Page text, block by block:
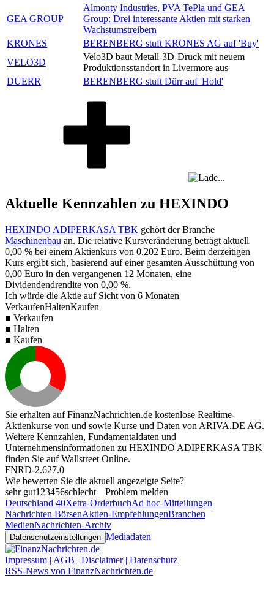
GEA GROUP
Almonty Industries, PVA TePla und GEA
Group: Drei interessante Aktien mit starken
Wachstumstreibern
KRONES
BERENBERG stuft KRONES AG auf 'Buy'
VELO3D
Velo3D baut Metall-3D-Druck mit neuem
Produktionsstandort in Livermore aus
DUERR
BERENBERG stuft Dürr auf 'Hold'
Aktuelle Kennzahlen zu HEXINDO
HEXINDO ADIPERKASA TBK gehört der Branche
Maschinenbau an. Die relative Kursveränderung beträgt aktuell
0,00 % bei einem Aktienkurs von 0,202 Euro. Beim derzeitigen
Kurs ergibt sich, basierend auf einer gesamten Ausschüttung von
0,00 Euro in den vergangenen 12 Monaten, eine
Dividendendrendite von 0,00 %.
Ich würde die Aktie auf Sicht von 6 Monaten
VerkaufenHaltenKaufen
■ Verkaufen
■ Halten
■ Kaufen
Sie erhalten auf FinanzNachrichten.de kostenlose Realtime-
Aktienkurse von und sowie Kurse und Daten von ARIVA.DE AG.
Weitere Kennzahlen, Fundamentaldaten und
Unternehmensinformationen zu HEXINDO ADIPERKASA TBK
finden Sie aufWallstreet Online.
FNRD-2.627.0
Wie bewerten Sie die aktuell angezeigte Seite?
sehr gut1 23456schlecht
Problem melden
Deutschland 40Xetra-OrderbuchAd hoc-Mitteilungen
Nachrichten BörsenAktien-EmpfehlungenBranchen
MedienNachrichten-Archiv
Datenschutzeinstellungen Mediadaten
Impressum | AGB | Disclaimer | Datenschutz
RSS-News von FinanzNachrichten.de